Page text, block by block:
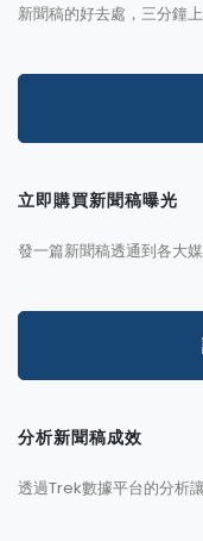
新聞稿的好去處，三分鐘
立即購買新聞稿曝光
發一篇新聞稿透通到各大
分析新聞稿成效
透過Trek數據平台的分析